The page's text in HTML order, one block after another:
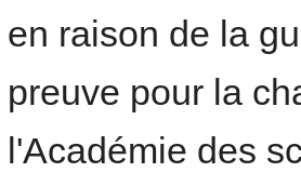
en raison de la
preuve pour la
l'Académie des